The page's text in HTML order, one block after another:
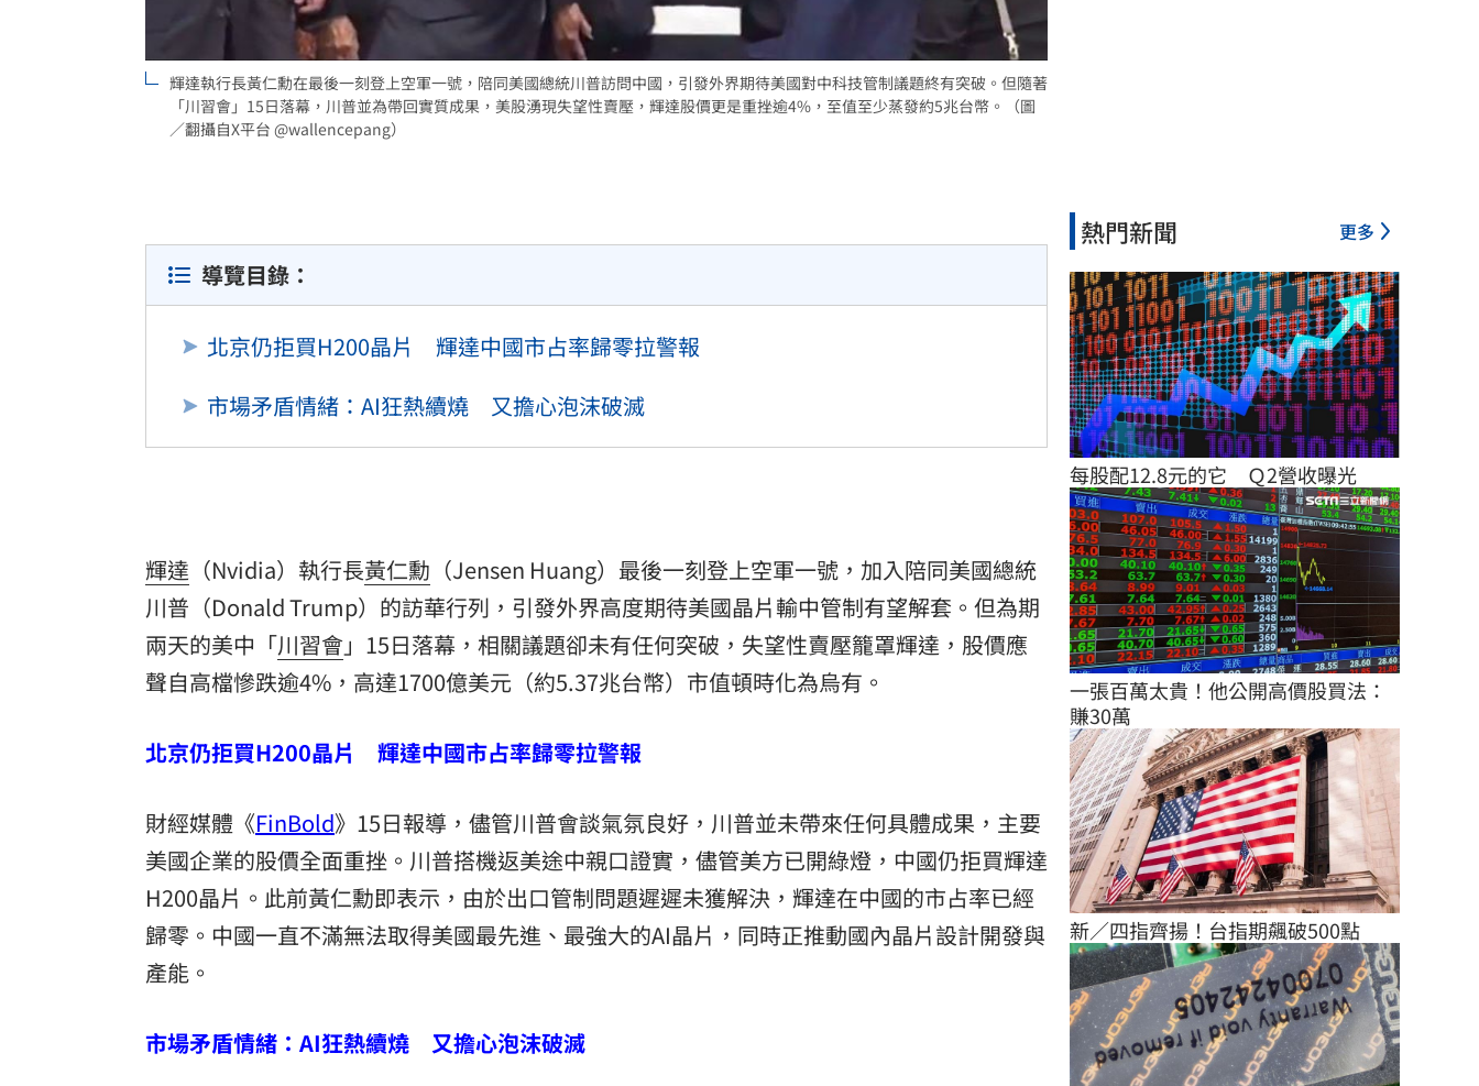
輝達執行長黃仁勳在最後一刻登上空軍一號，陪同美國總統川普訪問中國，引發外界期待美國對中科技管制議題終有突破。但隨著
「川習會」15日落幕，川普並為帶回實質成果，美股湧現失望性賣壓，輝達股價更是重挫逾4%，至值至少蒸發約5兆台幣。（圖
／翻攝自X平台 @wallencepang）
導覽目錄：
北京仍拒買H200晶片 輝達中國市占率歸零拉警報
市場矛盾情緒：AI狂熱續燒 又擔心泡沫破滅
輝達 （Nvidia）執行長黃仁勳 （Jensen Huang）最後一刻登上空軍一號，加入陪同美國總統
川普 （Donald Trump）的訪華行列，引發外界高度期待美國晶片輸中管制有望解套。但為期
兩天的美中「川習會」15日落幕，相關議題卻未有任何突破，失望性賣壓籠罩輝達，股價應
聲自高檔慘跌逾4%，高達1700億美元（約5.37兆台幣）市值頓時化為烏有。
北京仍拒買H200晶片 輝達中國市占率歸零拉警報
財經媒體《FinBold》15日報導，儘管川普會談氣氛良好，川普並未帶來任何具體成果，主要
美國企業的股價全面重挫。川普搭機返美途中親口證實，儘管美方已開綠燈，中國仍拒買輝達
H200晶片。此前黃仁勳即表示，由於出口管制問題遲遲未獲解決，輝達在中國的市占率已經
歸零。中國一直不滿無法取得美國最先進、最強大的AI晶片，同時正推動國內晶片設計開發與
產能。
市場矛盾情緒：AI狂熱續燒 又擔心泡沫破滅
熱門新聞 更多
每股配12.8元的它　Ｑ2營收曝光
一張百萬太貴！他公開高價股買法：
賺30萬
新／四指齊揚！台指期飆破500點